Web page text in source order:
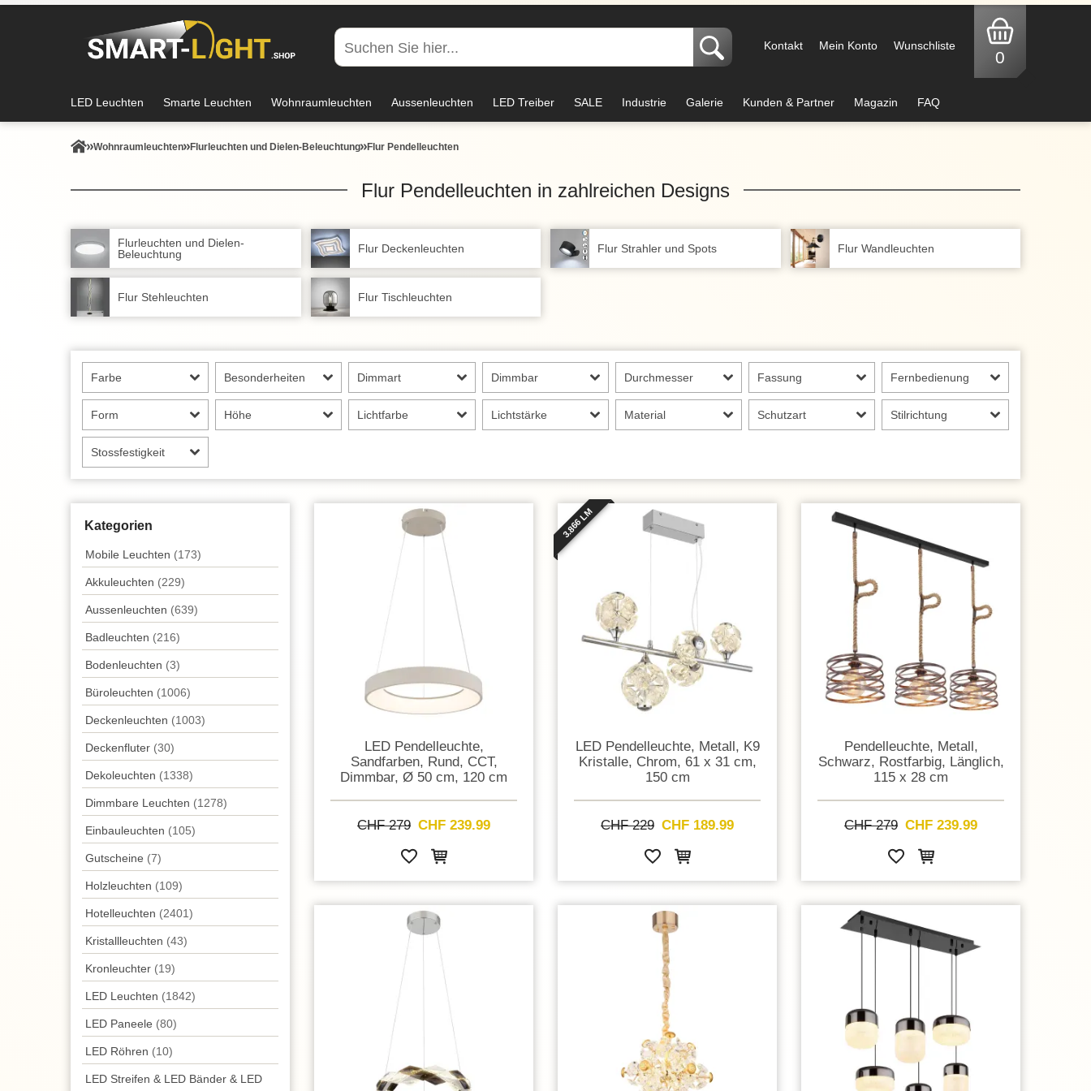
Kontakt Mein Konto Wunschliste
0
LED Leuchten Smarte Leuchten Wohnraumleuchten Aussenleuchten LED Treiber SALE Industrie Galerie Kunden & Partner Magazin FAQ
Wohnraum­leuchten Flurleuchten und Dielen-Beleuchtung Flur Pendelleuchten
Flur Pendelleuchten in zahlreichen Designs
Flurleuchten und Dielen-
Beleuchtung
Flur Deckenleuchten Flur Strahler und Spots Flur Wandleuchten
Flur Stehleuchten Flur Tischleuchten
Farbe Besonderheiten Dimmart Dimmbar Durchmesser Fassung Fernbedienung
Form Höhe Lichtfarbe Lichtstärke Material Schutzart Stilrichtung
Stossfestigkeit
Kategorien
Mobile Leuchten (173)
Akkuleuchten (229)
Aussen­leuchten (639)
Badleuchten (216)
Bodenleuchten (3)
Büroleuchten (1006)
Decken­leuchten (1003)
Deckenfluter (30)
Dekoleuchten (1338)
Dimmbare Leuchten (1278)
Einbauleuchten (105)
Gutscheine (7)
Holzleuchten (109)
Hotelleuchten (2401)
Kristallleuchten (43)
Kronleuchter (19)
LED Leuchten (1842)
LED Paneele (80)
LED Röhren (10)
LED Streifen & LED Bänder & LED
LED Pendelleuchte,
Sandfarben, Rund, CCT,
Dimmbar, Ø 50 cm, 120 cm
CHF 279 CHF 239.99
3.866 LM
LED Pendelleuchte, Metall, K9
Kristalle, Chrom, 61 x 31 cm,
150 cm
CHF 229 CHF 189.99
Pendelleuchte, Metall,
Schwarz, Rostfarbig, Länglich,
115 x 28 cm
CHF 279 CHF 239.99